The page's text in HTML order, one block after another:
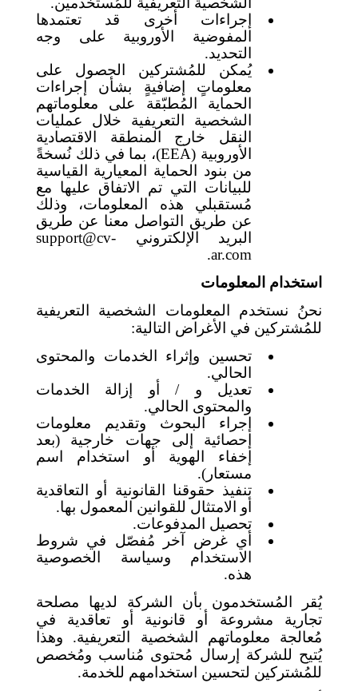
إجراءات أخرى قد تعتمدها
المفوضية الأوروبية على وجه
التحديد.
يُمكن للمُشتركين الحصول على
معلوماتٍ إضافيةٍ بشأن إجراءات
الحماية المُطبّقة على معلوماتهم
الشخصية التعريفية خلال عمليات
النقل خارج المنطقة الاقتصادية
الأوروبية (EEA
)، بما في ذلك نُسخةً
من بنود الحماية المعيارية القياسية
للبيانات التي تم الاتفاق عليها مع
مُستقبلي هذه المعلومات، وذلك
عن طريق التواصل معنا عن طريق
البريد الإلكترونيsupport@cv-
ar.com
.
استخدام المعلومات
نحنُ نستخدم المعلومات الشخصية التعريفية
للمُشتركين في الأغراض التالية:
تحسين وإثراء الخدمات والمحتوى
الحالي.
تعديل و / أو إزالة الخدمات
والمحتوى الحالي.
إجراء البحوث وتقديم معلومات
إحصائية إلى جهات خارجية (بعد
إخفاء الهوية أو استخدام اسم
مستعار).
تنفيذ حقوقنا القانونية أو التعاقدية
أو الامتثال للقوانين المعمول بها.
تحصيل المدفوعات.
أي غرض آخر مُفصّل في شروط
الاستخدام وسياسة الخصوصية
هذه.
يُقر المُستخدمون بأن الشركة لديها مصلحة
تجارية مشروعة أو قانونية أو تعاقدية في
مُعالجة معلوماتهم الشخصية التعريفية. وهذا
يُتيح للشركة إرسال مُحتوى مُناسب ومُخصص
للمُشتركين لتحسين استخدامهم للخدمة.